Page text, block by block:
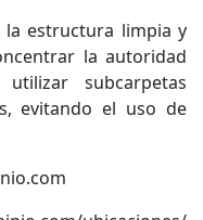
estructura limpia y
la autoridad
subcarpetas
evitando el uso de